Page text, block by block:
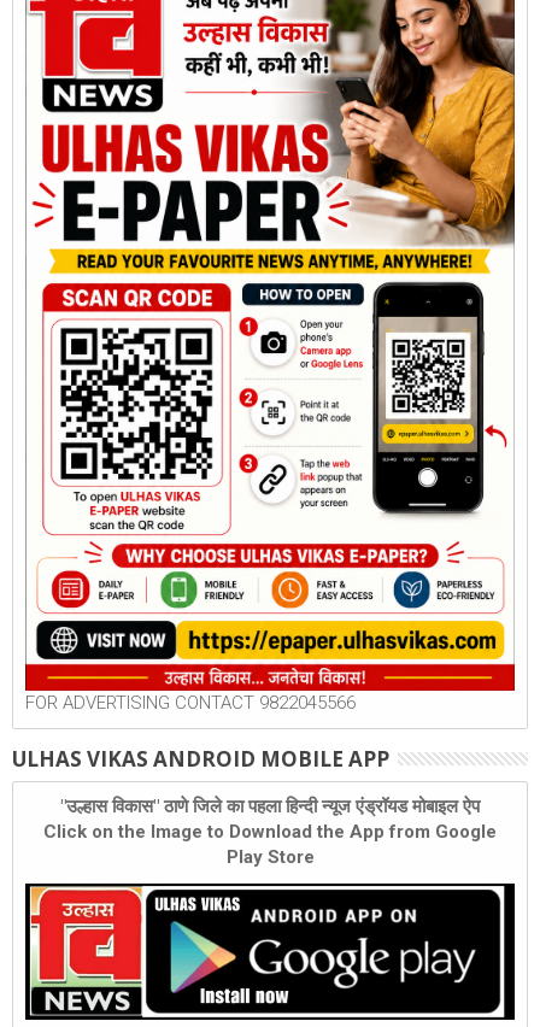
FOR ADVERTISING CONTACT 9822045566
ULHAS VIKAS ANDROID MOBILE APP
"उल्हास विकास" ठाणे जिले का पहला हिन्दी न्यूज एंड्रॉयड मोबाइल ऐप
Click on the Image to Download the App from Google
Play Store